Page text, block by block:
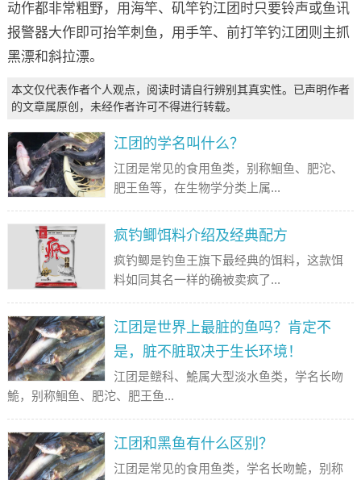
动作都非常粗野，用海竿、矶竿钓江团时只要铃声或鱼讯
报警器大作即可抬竿刺鱼，用手竿、前打竿钓江团则主抓
黑漂和斜拉漂。
本文仅代表作者个人观点，阅读时请自行辨别其真实性。已声明作者
的文章属原创，未经作者许可不得进行转载。
江团的学名叫什么？
江团是常见的食用鱼类，别称鮰鱼、肥沱、
肥王鱼等，在生物学分类上属...
疯钓鲫饵料介绍及经典配方
疯钓鲫是钓鱼王旗下最经典的饵料，这款饵
料如同其名一样的确被卖疯了...
江团是世界上最脏的鱼吗？肯定不
是，脏不脏取决于生长环境！
江团是鲿科、鮠属大型淡水鱼类，学名长吻
鮠，别称鮰鱼、肥沱、肥王鱼...
江团和黑鱼有什么区别？
江团是常见的食用鱼类，学名长吻鮠，别称